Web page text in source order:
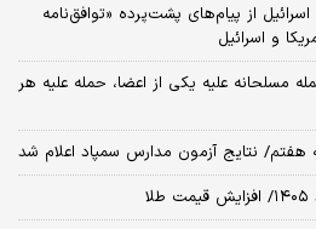
از پیام‌های پشت‌پرده «توافق‌نامه
و اسرائیل
مسلحانه علیه یکی از اعضا، حمله علیه هر
هفتم/ نتایج آزمون مدارس سمپاد اعلام شد